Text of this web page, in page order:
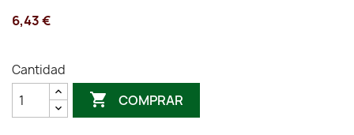
6,43 €
Cantidad
 COMPRAR